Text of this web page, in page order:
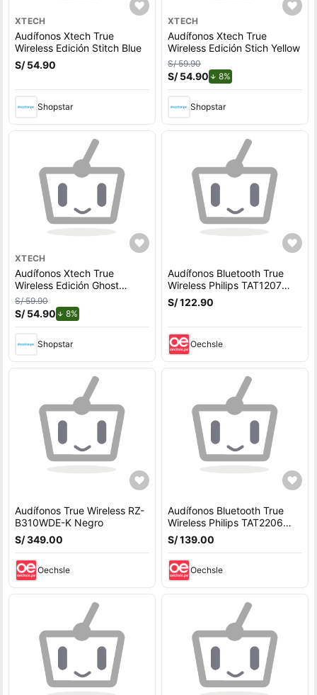
XTECH
Audífonos Xtech True
Wireless Edición Stitch Blue
S/ 54.90
Shopstar
XTECH
Audífonos Xtech True
Wireless Edición Stich Yellow
S/ 59.90
S/ 54.90 8%de descuento.
Shopstar
XTECH
Audífonos Xtech True
Wireless Edición Ghost
Spider
S/ 59.90
S/ 54.90 8%
Shopstar
Audífonos Bluetooth True
Wireless Philips TAT1207
Blanco
S/ 122.90
Oechsle
Audífonos True Wireless RZ-
B310WDE-K Negro
S/ 349.00
Oechsle
Audífonos Bluetooth True
Wireless Philips TAT2206
Negro
S/ 139.00
Oechsle